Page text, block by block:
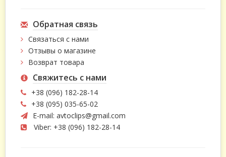
Обратная связь
Связаться с нами
Отзывы о магазине
Возврат товара
Свяжитесь с нами
+38 (096) 182-28-14
+38 (095) 035-65-02
E-mail: avtoclips@gmail.com
Viber: +38 (096) 182-28-14